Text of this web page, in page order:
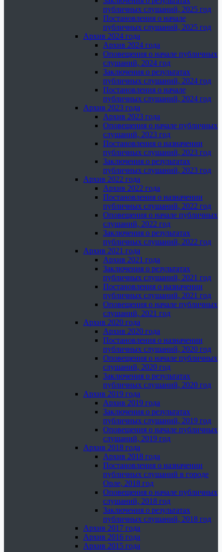
публичных слушаний, 2025 год
Постановления о начале
публичных слушаний, 2025 год
Архив 2024 года
Архив 2024 года
Оповещения о начале публичных
слушаний, 2024 год
Заключения о результатах
публичных слушаний, 2024 год
Постановления о начале
публичных слушаний, 2024 год
Архив 2023 года
Архив 2023 года
Оповещения о начале публичных
слушаний, 2023 год
Постановления о назначении
публичных слушаний, 2023 год
Заключения о результатах
публичных слушаний, 2023 год
Архив 2022 года
Архив 2022 года
Постановления о назначении
публичных слушаний, 2022 год
Оповещения о начале публичных
слушаний, 2022 год
Заключения о результатах
публичных слушаний, 2022 год
Архив 2021 года
Архив 2021 года
Заключения о результатах
публичных слушаний, 2021 год
Постановления о назначении
публичных слушаний, 2021 год
Оповещения о начале публичных
слушаний, 2021 год
Архив 2020 года
Архив 2020 года
Постановления о назначении
публичных слушаний, 2020 год
Оповещения о начале публичных
слушаний, 2020 год
Заключения о результатах
публичных слушаний, 2020 год
Архив 2019 года
Архив 2019 года
Заключения о результатах
публичных слушаний, 2019 год
Оповещения о начале публичных
слушаний, 2019 год
Архив 2018 года
Архив 2018 года
Постановления о назначении
публичных слушаний в городе
Орле, 2018 год
Оповещения о начале публичных
слушаний, 2018 год
Заключения о результатах
публичных слушаний, 2018 год
Архив 2017 года
Архив 2016 года
Архив 2015 года